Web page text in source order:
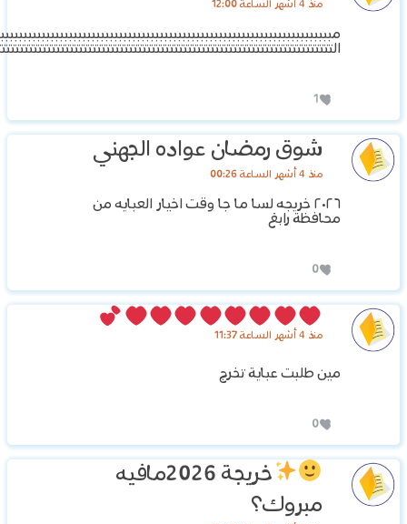
منذ 4 أشهر الساعة 12:00
1
شوق رمضان عواده الجهني
منذ 4 أشهر الساعة 00:26
٢٠٢٦ خريجه لسا ما جا وقت اخيار العبايه من
محافظة رابغ
0
منذ 4 أشهر الساعة 11:37
مين طلبت عباية تخرج
0
خريجة 2026
مافيه
مبروك؟